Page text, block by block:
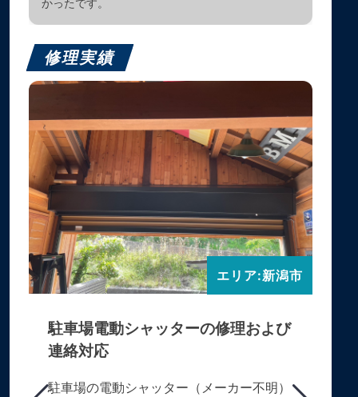
かったです。
修理実績
エリア:新潟市
駐車場電動シャッターの修理および
連絡対応
駐車場の電動シャッター（メーカー不明）